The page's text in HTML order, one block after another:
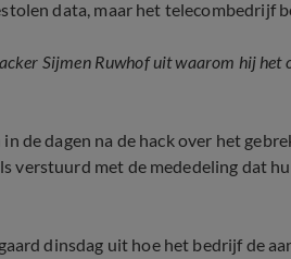
data, maar het telecombedrijf
Sijmen Ruwhof uit waarom hij
naar aanpak Odido
de dagen na de hack over het
verstuurd met de mededeling dat
dinsdag uit hoe het bedrijf de